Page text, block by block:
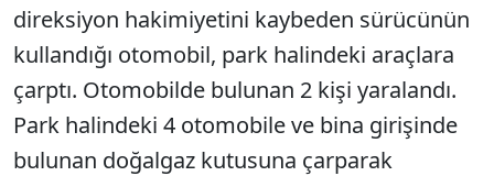
direksiyon hakimiyetini kaybeden sürücünün
kullandığı otomobil, park halindeki araçlara
çarptı. Otomobilde bulunan 2 kişi yaralandı.
Park halindeki 4 otomobile ve bina girişinde
bulunan doğalgaz kutusuna çarparak